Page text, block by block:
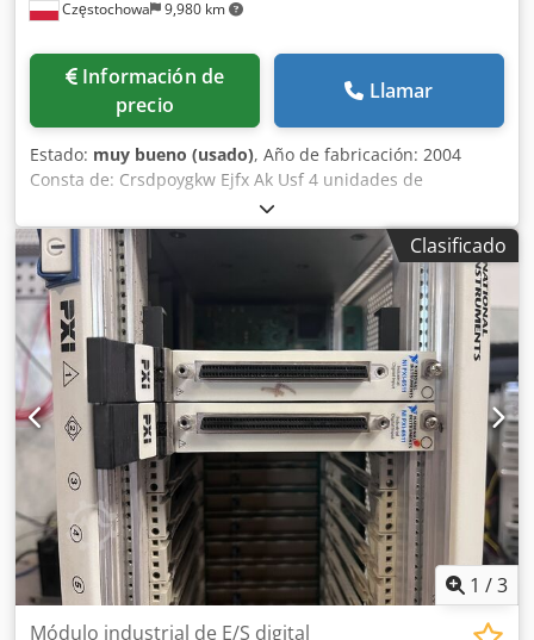
Częstochowa 9,980 km
Información de
precio
Llamar
Estado: muy bueno (usado), Año de fabricación: 2004
Consta de: Crsdpoygkw Ejfx Ak Usf 4 unidades de
punzonado y una línea de conformado con 20 estaciones
de perfilado, incluyendo soldadura y punzonado.
Clasificado
1 /3
Módulo industrial de E/S digital